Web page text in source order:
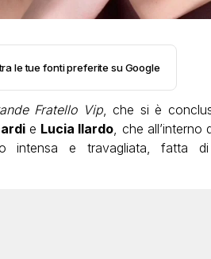
le tue fonti preferite su Google
Fratello Vip, che si è
e Lucia Ilardo, che all’interno
intensa e travagliata, fatta